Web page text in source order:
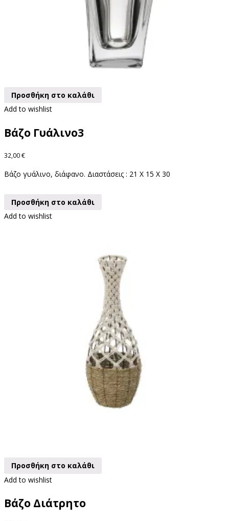
Προσθήκη στο καλάθι
Add to wishlist
Βάζο Γυάλινο3
32,00€
Βάζο γυάλινο, διάφανο. Διαστάσεις : 21 X 15 Χ 30
Προσθήκη στο καλάθι
Add to wishlist
Προσθήκη στο καλάθι
Add to wishlist
Βάζο Διάτρητο